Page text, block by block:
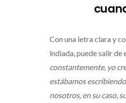
Con una letra clara y
indiada, puede salir
constantemente, yo
estábamos
nosotros, en su caso,